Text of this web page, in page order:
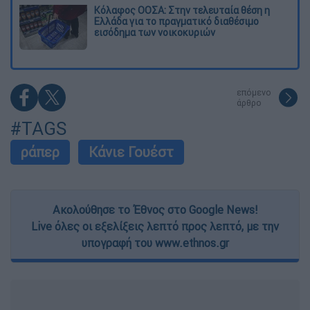
Κόλαφος ΟΟΣΑ: Στην τελευταία θέση η
Ελλάδα για το πραγματικό διαθέσιμο
εισόδημα των νοικοκυριών
επόμενο
άρθρο
#TAGS
ράπερ Κάνιε Γουέστ
Ακολούθησε το Έθνος στο Google News!
Live όλες οι εξελίξεις λεπτό προς λεπτό, με την
υπογραφή του www.ethnos.gr